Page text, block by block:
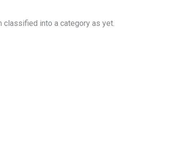
classified into a category as yet.